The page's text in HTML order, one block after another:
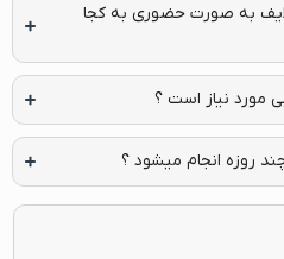
به صورت حضوری به کجا
مورد نیاز است ؟
روزه انجام میشود ؟